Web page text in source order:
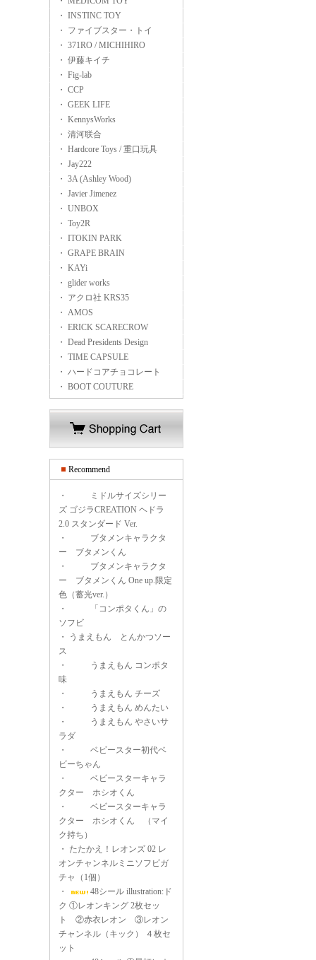
・ INSTINC TOY
・ ファイブスター・トイ
・ 371RO / MICHIHIRO
・ 伊藤キイチ
・ Fig-lab
・ CCP
・ GEEK LIFE
・ KennysWorks
・ 清河联合
・ Hardcore Toys / 重口玩具
・ Jay222
・ 3A (Ashley Wood)
・ Javier Jimenez
・ UNBOX
・ Toy2R
・ ITOKIN PARK
・ GRAPE BRAIN
・ KAYi
・ glider works
・ アクロ社 KRS35
・ AMOS
・ ERICK SCARECROW
・ Dead Presidents Design
・ TIME CAPSULE
・ ハードコアチョコレート
・ BOOT COUTURE
Recommend
・
ミドルサイズシリー
ズ ゴジラCREATION ヘドラ
2.0 スタンダード Ver.
・
ブタメンキャラクタ
ー ブタメンくん
・
ブタメンキャラクタ
ー ブタメンくん One up.限定
色（蓄光ver.）
・
「コンポタくん」の
ソフビ
・
うまえもん とんかつソー
ス
・
うまえもん コンポタ
味
・
うまえもん チーズ
・
うまえもん めんたい
・
うまえもん やさいサ
ラダ
・
ベビースター初代ベ
ビーちゃん
・
ベビースターキャラ
クター ホシオくん
・
ベビースターキャラ
クター ホシオくん （マイ
ク持ち）
・ たたかえ！レオンズ 02 レ
オンチャンネルミニソフビガ
チャ（1個）
・
48シール illustration:ド
ク ①レオンキング 2枚セッ
ト ②赤衣レオン ③レオン
チャンネル（キック） ４枚セ
ット